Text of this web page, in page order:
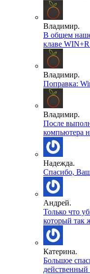
Владимир.
В общем
клаве
Владимир.
Поправка:
Владимир.
После
компьютера
Надежда.
Спасибо,
Андрей.
Только что
который так
Катерина.
Большое